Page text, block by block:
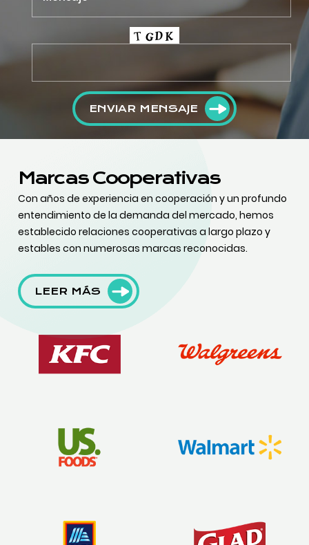
ENVIAR MENSAJE
Marcas Cooperativas
Con años de experiencia en cooperación y un profundo
entendimiento de la demanda del mercado, hemos
establecido relaciones cooperativas a largo plazo y
estables con numerosas marcas reconocidas.
LEER MÁS